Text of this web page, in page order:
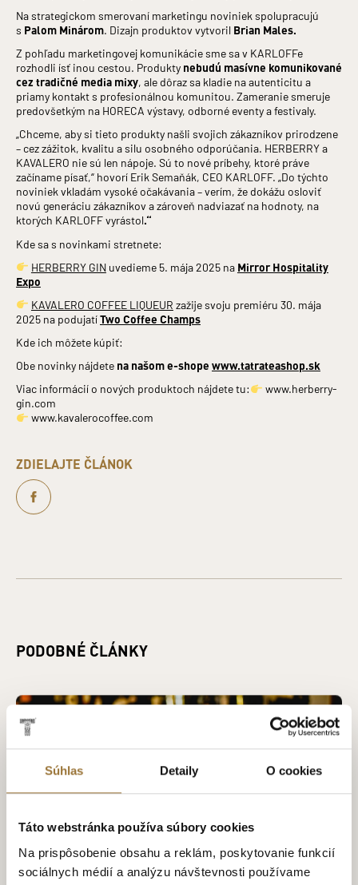
Súhlas Detaily O cookies
Táto webstránka používa súbory cookies
Na prispôsobenie obsahu a reklám, poskytovanie funkcií
sociálnych médií a analýzu návštevnosti používame
Na strategickom smerovaní marketingu noviniek spolupracujú
s Palom Minárom. Dizajn produktov vytvoril Brian Males.
Z pohľadu marketingovej komunikácie sme sa v KARLOFFe
rozhodli ísť inou cestou. Produkty nebudú masívne komunikované
cez tradičné media mixy, ale dôraz sa kladie na autenticitu a
priamy kontakt s profesionálnou komunitou. Zameranie smeruje
predovšetkým na HORECA výstavy, odborné eventy a festivaly.
„Chceme, aby si tieto produkty našli svojich zákazníkov prirodzene
– cez zážitok, kvalitu a silu osobného odporúčania. HERBERRY a
KAVALERO nie sú len nápoje. Sú to nové príbehy, ktoré práve
začíname písať,“ hovorí Erik Semaňák, CEO KARLOFF. „Do týchto
noviniek vkladám vysoké očakávania – verím, že dokážu osloviť
novú generáciu zákazníkov a zároveň nadviazať na hodnoty, na
ktorých KARLOFF vyrástol.“
Kde sa s novinkami stretnete:
HERBERRY GINuvedieme 5. mája 2025 na Mirror Hospitality
Expo
KAVALERO COFFEE LIQUEUR zažije svoju premiéru 30. mája
2025 na podujatíTwo Coffee Champs
Kde ich môžete kúpiť:
Obe novinky nájdete na našom e-shope www.tatrateashop.sk
Viac informácií o nových produktoch nájdete tu:
www.herberry-
gin.com
www.kavalerocoffee.com
ZDIELAJTE ČLÁNOK
PODOBNÉ ČLÁNKY